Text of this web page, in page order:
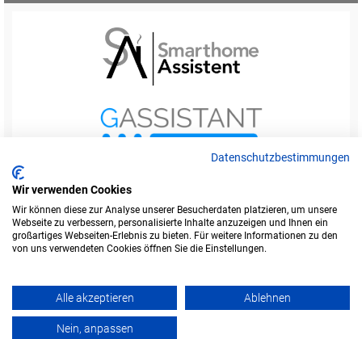
Startseite Foren-Übersicht
Legende Kontakt
Werbung buchen
Amazon ist eine Marke von Amazon.com, Inc.
Weitere Marken und Markennamen sind Eigentum ihrer jeweiligen Inhaber.
Datenschutzbestimmungen
Wir verwenden Cookies
Wir können diese zur Analyse unserer Besucherdaten platzieren, um unsere
Webseite zu verbessern, personalisierte Inhalte anzuzeigen und Ihnen ein
großartiges Webseiten-Erlebnis zu bieten. Für weitere Informationen zu den
von uns verwendeten Cookies öffnen Sie die Einstellungen.
Alle akzeptieren Ablehnen
Nein, anpassen